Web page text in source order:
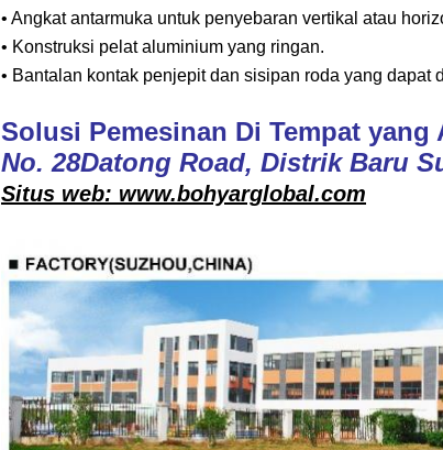
• Angkat antarmuka untuk penyebaran vertikal atau
• Konstruksi pelat aluminium yang ringan.
• Bantalan kontak penjepit dan sisipan roda yang dapat
Solusi Pemesinan Di Tempat yang
No. 28Datong Road, Distrik Baru
Situs web: www.bohyarglobal.com